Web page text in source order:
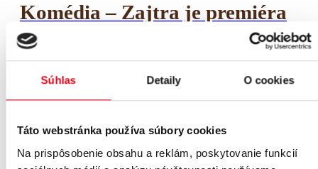
Súhlas Detaily O cookies
Táto webstránka používa súbory cookies
Na prispôsobenie obsahu a reklám, poskytovanie funkcií
Komédia – Zajtra je premiéra
15. októbra 2026 @ 19:00 - 15. októbra 2026
KÚPELE SLIAČ a.s., Kúpeľná 714/38, 962 31 Sliač
07
-
nov